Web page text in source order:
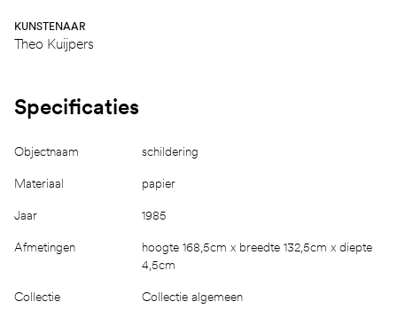
KUNSTENAAR
Theo Kuijpers
Specificaties
Objectnaam schildering
Materiaal papier
Jaar 1985
Afmetingen
hoogte 168,5cm x breedte 132,5cm x diepte
4,5cm
Collectie Collectie algemeen